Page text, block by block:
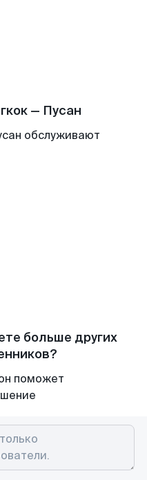
— Пусан
обслуживают
больше других
поможет